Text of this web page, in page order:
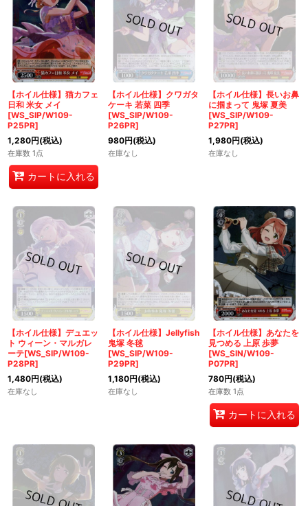
【ホイル仕様】猫カフェ
日和 米女 メイ
[WS_SIP/W109-
P25PR]
1,280円(税込)
在庫数 1点
カートに入れる
【ホイル仕様】クワガタ
ケーキ 若菜 四季
[WS_SIP/W109-
P26PR]
980円(税込)
在庫なし
【ホイル仕様】長いお鼻
に掴まって 鬼塚 夏美
[WS_SIP/W109-
P27PR]
1,980円(税込)
在庫なし
【ホイル仕様】デュエッ
ト ウィーン・マルガレ
ーテ[WS_SIP/W109-
P28PR]
1,480円(税込)
在庫なし
【ホイル仕様】Jellyfish
鬼塚 冬毬
[WS_SIP/W109-
P29PR]
1,180円(税込)
在庫なし
【ホイル仕様】あなたを
見つめる 上原 歩夢
[WS_SIN/W109-
P07PR]
780円(税込)
在庫数 1点
カートに入れる